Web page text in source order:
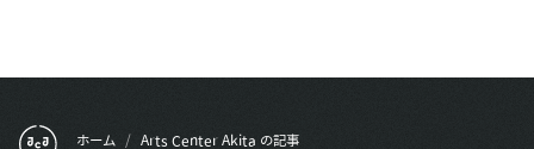
ホーム / Arts Center Akita の記事